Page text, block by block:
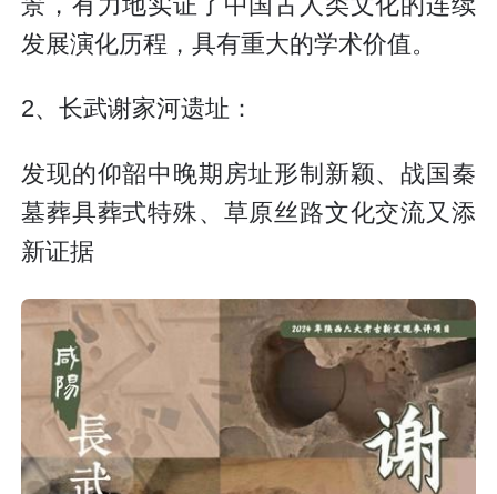
发展演化历程，具有重大的学术价值。
2、长武谢家河遗址：
发现的仰韶中晚期房址形制新颖、战国秦
墓葬具葬式特殊、草原丝路文化交流又添
新证据